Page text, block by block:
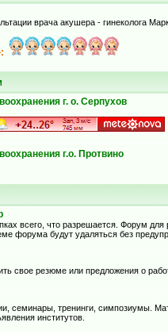
врача акушера - гинеколога
г. о. Серпухов
г.о. Протвино
всего, что разрешается. Форум
форума будут удаляться без
свое резюме или предложения о
семинары, тренинги, симпозиумы.
институтов.